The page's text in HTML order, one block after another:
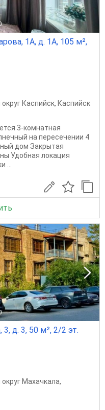
1А, д. 1А, 105 м²,
округ Каспийск, Каспийск
3-комнатная
на пересечении 4
дом Закрытая
Удобная локация
...
д. 3, 50 м², 2/2 эт.
округ Махачкала,